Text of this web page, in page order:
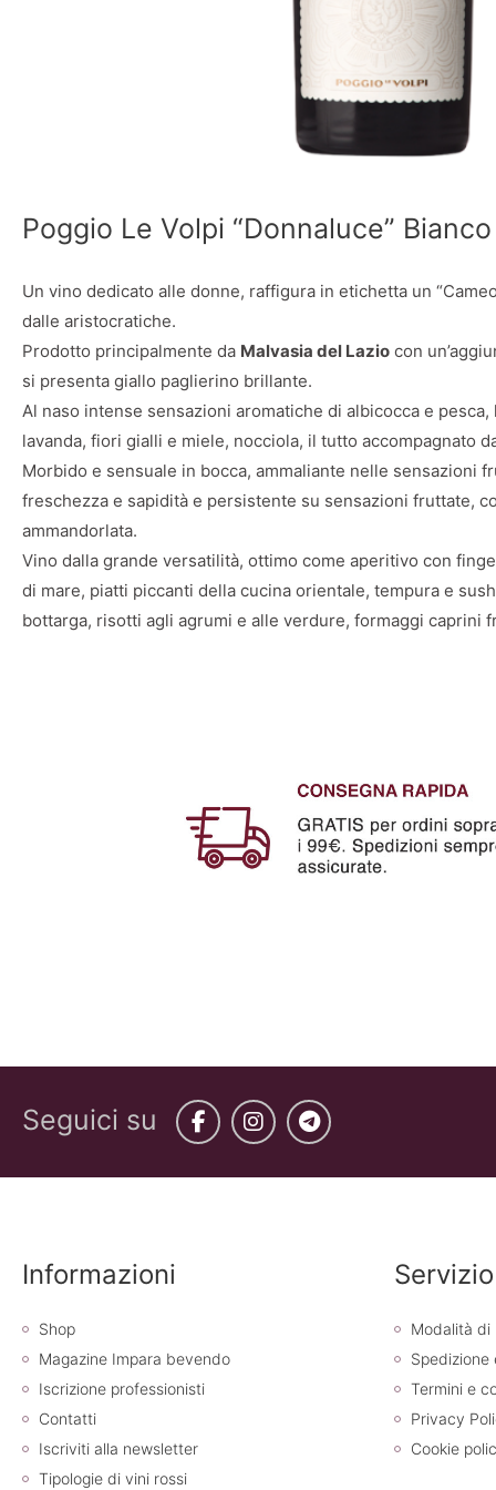
Poggio Le Volpi “Donnaluce”
Un vino dedicato alle donne, raffigura in etichetta un
dalle aristocratiche.
Prodotto principalmente da Malvasia del Lazio con
si presenta giallo paglierino brillante.
Al naso intense sensazioni aromatiche di albicocca e
lavanda, fiori gialli e miele, nocciola, il tutto accompagnato
Morbido e sensuale in bocca, ammaliante nelle sensazioni
freschezza e sapidità e persistente su sensazioni fruttate,
ammandorlata.
Vino dalla grande versatilità, ottimo come aperitivo con
di mare, piatti piccanti della cucina orientale, tempura e
bottarga, risotti agli agrumi e alle verdure, formaggi caprini
Seguici su Facebook
Instagram
Telegram
Informazioni
Shop
Magazine Impara bevendo
Iscrizione professionisti
Contatti
Iscriviti alla newsletter
Tipologie di vini rossi
Modalità di
Spedizione
Termini e
Privacy
Cookie